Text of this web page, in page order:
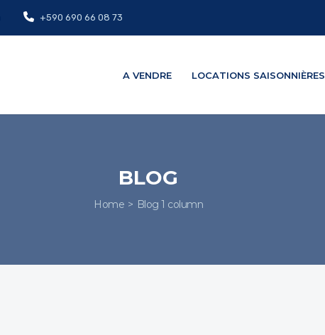
+590 690 66 08 73
A VENDRE LOCATIONS SAISONNIÈRES
BLOG
Home Blog 1 column